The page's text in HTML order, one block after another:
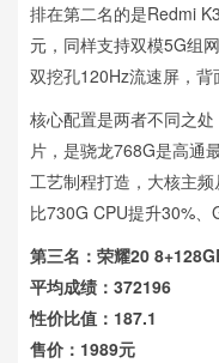
排在第二名的是Redmi
元，同样支持双模5G组
双挖孔120Hz流速屏，背
核心配置是两者不同之
片，是骁龙768G是高通
工艺制程打造，大核主
比730G CPU提升30%、
第三名：荣耀20
平均成绩：372196
性价比值：187.1
售价：1989元